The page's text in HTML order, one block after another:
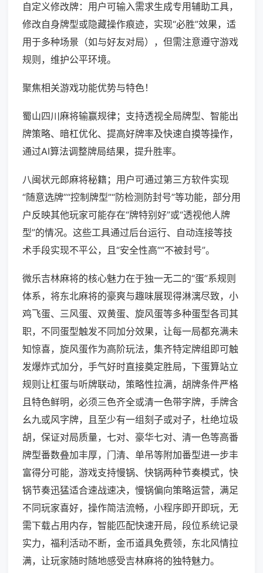
自定义修改牌：用户可输入需求生成专用辅助工具，
修改自身牌型或隐藏操作痕迹，实现“必胜”效果，适
用于多种场景（如与好友对局），但需注意遵守游戏
规则，维护公平环境。
聚焦相关游戏功能优势与特色！
蜀山四川麻将输赢规律；支持透视全局牌型、智能出
牌策略、暗杠优化、提高好牌率及快速自摸等操作，
通过AI算法调整牌局结果，提升胜率。
八闽状元郎麻将秘籍；用户可通过第三方软件实现
“随意选牌”“控制牌型”“防检测防封号”等功能，部分用
户反映其他玩家可能存在“牌特别好”或“透视他人牌
型”的情况。这些工具通过后台运行、自动连接等技
术手段实现不平公，且“安全性高”“不被封号”。
微乐吉林麻将的核心魅力在于独一无二的“蛋”系规则
体系，将东北麻将的豪爽与趣味展现得淋漓尽致，小
鸡飞蛋、三风蛋、双黄蛋、旋风蛋等多种蛋型各司其
职，不同蛋型触发不同加分效果，让每一局都充满未
知惊喜，旋风蛋作为高阶玩法，集齐特定牌组即可触
发爆炸式加分，手气好时直接奠定胜局，下蛋算站立
规则让杠蛋与听牌联动，策略性拉满，胡牌条件严格
且特色鲜明，必须三色齐全或清一色带字牌，手牌含
幺九或风字牌，且至少有一组刻子或对子，杜绝垃圾
胡，保证对局质量，七对、豪华七对、清一色等高番
牌型番数叠加丰厚，门清、单吊等附加番型进一步丰
富得分可能，游戏支持慢锅、快锅两种节奏模式，快
锅节奏迅猛适合速战速决，慢锅偏向策略运营，满足
不同玩家喜好，操作简洁流畅，小程序即开即玩，无
需下载占用内存，智能匹配快速开局，段位系统记录
实力，福利活动不断，金币道具免费领，东北风情拉
满，让玩家随时随地感受吉林麻将的独特魅力。